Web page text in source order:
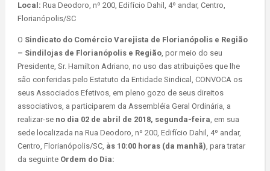
Local: Rua Deodoro, nº 200, Edifício Dahil, 4º andar, Centro,
Florianópolis/SC
O Sindicato do Comércio Varejista de Florianópolis e Região
– Sindilojas de Florianópolis e Região, por meio do seu
Presidente, Sr. Hamilton Adriano, no uso das atribuições que lhe
são conferidas pelo Estatuto da Entidade Sindical, CONVOCA os
seus Associados Efetivos, em pleno gozo de seus direitos
associativos, a participarem da Assembléia Geral Ordinária, a
realizar-seno dia 02 de abril de 2018, segunda-feira, em sua
sede localizada na Rua Deodoro, nº 200, Edifício Dahil, 4º andar,
Centro, Florianópolis/SC, às 10:00 horas (da manhã), para tratar
da seguinte Ordem do Dia: